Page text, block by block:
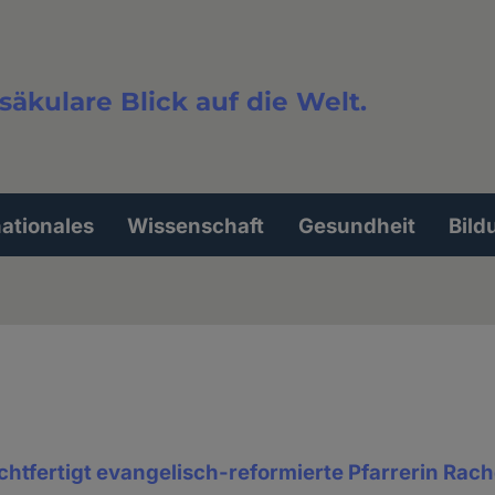
Blick auf die Welt.
Wissenschaft Gesundheit
evangelisch-reformierte Pfarrerin